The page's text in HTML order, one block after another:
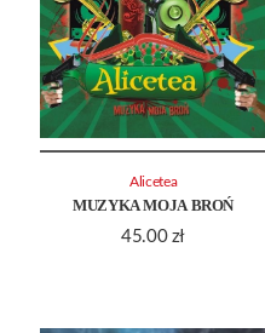
MUZYKA MOJA BROŃ
45.00 zł
Alicetea